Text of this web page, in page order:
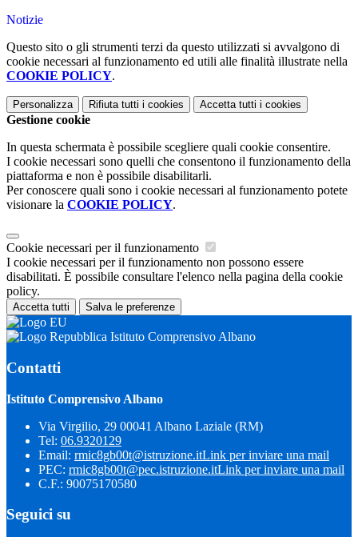
Notizie
Questo sito o gli strumenti terzi da questo utilizzati si avvalgono di
cookie necessari al funzionamento ed utili alle finalità illustrate nella
COOKIE POLICY.
Personalizza Rifiuta tutti i cookies Accetta tutti i cookies
Gestione cookie
In questa schermata è possibile scegliere quali cookie consentire.
I cookie necessari sono quelli che consentono il funzionamento della
piattaforma e non è possibile disabilitarli.
Per conoscere quali sono i cookie necessari al funzionamento potete
visionare la COOKIE POLICY.
Cookie necessari per il funzionamento
I cookie necessari per il funzionamento non possono essere
disabilitati. È possibile consultare l'elenco nella pagina della cookie
policy.
Accetta tutti Salva le preferenze
Istituto Comprensivo Albano
Contatti
Istituto Comprensivo Albano
Via Virgilio, 29 00041 Albano Laziale (RM)
Tel: 06.9320129
Email: rmic8gb00t@istruzione.itLink per inviare una mail
PEC: rmic8gb00t@pec.istruzione.itLink per inviare una mail
C.F.: 90075170580
Seguici su